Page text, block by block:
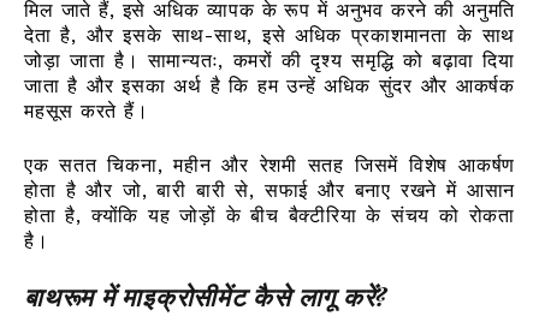
मिल जाते हैं, इसे अधिक व्यापक के रूप में अनुभव करने की अनुमति
देता है, और इसके साथ-साथ, इसे अधिक प्रकाशमानता के साथ
जोड़ा जाता है। सामान्यतः, कमरों की दृश्य समृद्धि को बढ़ावा दिया
जाता है और इसका अर्थ है कि हम उन्हें अधिक सुंदर और आकर्षक
महसूस करते हैं।
एक सतत चिकना, महीन और रेशमी सतह जिसमें विशेष आकर्षण
होता है और जो, बारी बारी से, सफाई और बनाए रखने में आसान
होता है, क्योंकि यह जोड़ों के बीच बैक्टीरिया के संचय को रोकता
है।
बाथरूम में माइक्रोसीमेंट कैसे लागू करें?